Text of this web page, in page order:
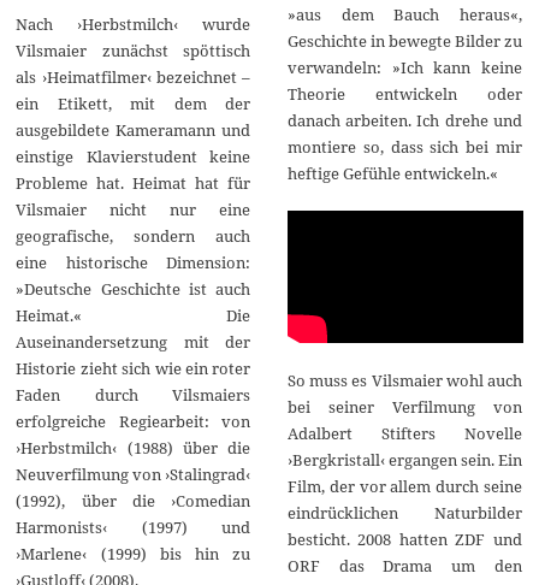
Nach ›Herbstmilch‹ wurde
Vilsmaier zunächst spöttisch
als ›Heimatfilmer‹ bezeichnet –
ein Etikett, mit dem der
ausgebildete Kameramann und
einstige Klavierstudent keine
Probleme hat. Heimat hat für
Vilsmaier nicht nur eine
geografische, sondern auch
eine historische Dimension:
»Deutsche Geschichte ist auch
Heimat.« Die
Auseinandersetzung mit der
Historie zieht sich wie ein roter
Faden durch Vilsmaiers
erfolgreiche Regiearbeit: von
›Herbstmilch‹ (1988) über die
Neuverfilmung von ›Stalingrad‹
(1992), über die ›Comedian
Harmonists‹ (1997) und
›Marlene‹ (1999) bis hin zu
›Gustloff‹ (2008).
»aus dem Bauch heraus«,
Geschichte in bewegte Bilder zu
verwandeln: »Ich kann keine
Theorie entwickeln oder
danach arbeiten. Ich drehe und
montiere so, dass sich bei mir
heftige Gefühle entwickeln.«
So muss es Vilsmaier wohl auch
bei seiner Verfilmung von
Adalbert Stifters Novelle
›Bergkristall‹ ergangen sein. Ein
Film, der vor allem durch seine
eindrücklichen Naturbilder
besticht. 2008 hatten ZDF und
ORF das Drama um den